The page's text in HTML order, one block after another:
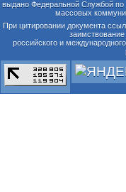
выдано Федеральной Службой по
массовых
При цитировании документа
российского и